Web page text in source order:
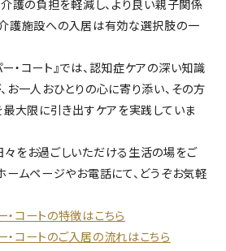
介護の負担を軽減し、より良い親子関係
介護施設への入居は有効な選択肢の一
・コート』では、認知症ケアの深い知識
お一人おひとりの心に寄り添い、その方
最大限に引き出すケアを実践していま
をお過ごしいただける生活の場をご
ームページやお電話にて、どうぞお気軽
コートの特徴はこちら
コートのご入居の流れはこちら